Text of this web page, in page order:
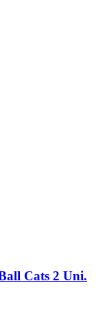
Cats 2 Uni.